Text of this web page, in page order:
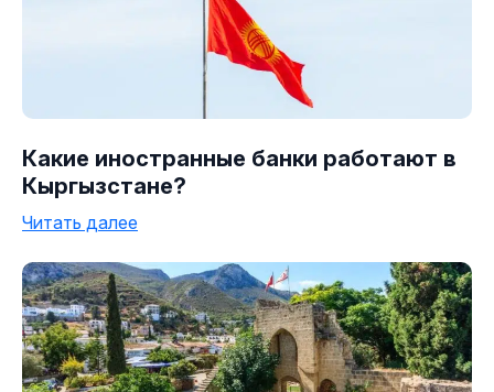
Какие иностранные банки работают в
Кыргызстане?
Читать далее